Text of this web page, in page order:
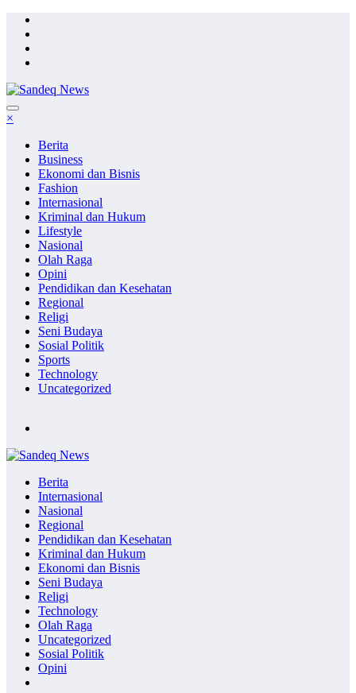
Skip
content
×
Berita
Business
Ekonomi dan Bisnis
Fashion
Internasional
Kriminal dan Hukum
Lifestyle
Nasional
Olah Raga
Opini
Pendidikan dan Kesehatan
Regional
Religi
Seni Budaya
Sosial Politik
Sports
Technology
Uncategorized
Berita
Internasional
Nasional
Regional
Pendidikan dan Kesehatan
Kriminal dan Hukum
Ekonomi dan Bisnis
Seni Budaya
Religi
Technology
Olah Raga
Uncategorized
Sosial Politik
Opini